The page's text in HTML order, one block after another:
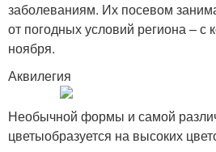
заболеваниям. Их посевом
от погодных условий региона – с
ноября.
Аквилегия
Необычной формы и самой
цветыобразуется на высоких